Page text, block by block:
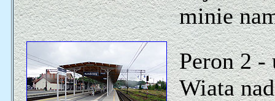
minie
Peron 2 -
Wiata